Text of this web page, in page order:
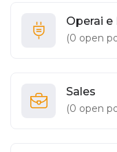
Operai
(0 open
Sales
(0 open